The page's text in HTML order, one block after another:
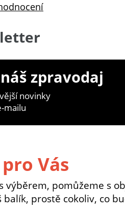
zpravodaj
novinky
mailu
Vás
pomůžeme s
prostě cokoliv, co